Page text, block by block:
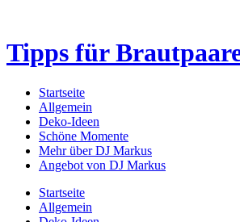
Tipps für
Startseite
Allgemein
Deko-Ideen
Schöne Momente
Mehr über DJ Markus
Angebot von DJ Markus
Startseite
Allgemein